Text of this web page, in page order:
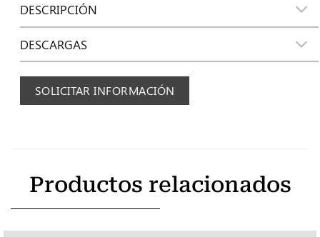
DESCRIPCIÓN
DESCARGAS
SOLICITAR INFORMACIÓN
Productos relacionados